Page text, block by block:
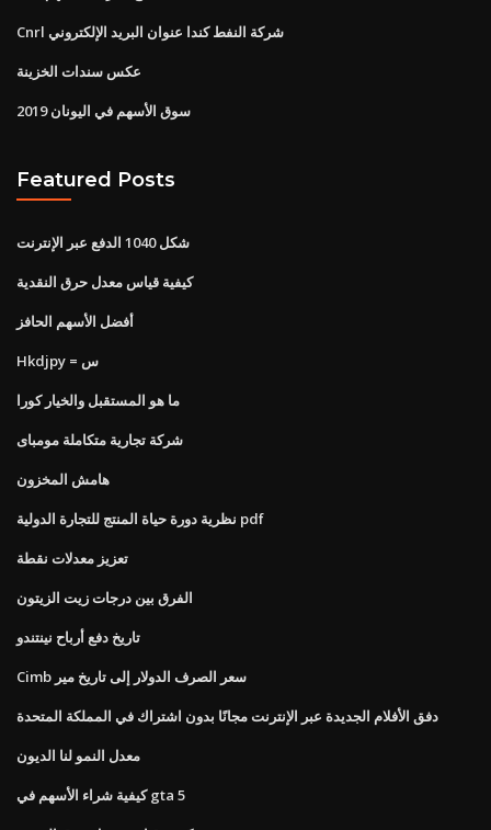
Cnrl شركة النفط كندا عنوان البريد الإلكتروني
عكس سندات الخزينة
سوق الأسهم في اليونان 2019
Featured Posts
شكل 1040 الدفع عبر الإنترنت
كيفية قياس معدل حرق النقدية
أفضل الأسهم الحافز
Hkdjpy = س
ما هو المستقبل والخيار كورا
شركة تجارية متكاملة مومباى
هامش المخزون
نظرية دورة حياة المنتج للتجارة الدولية pdf
تعزيز معدلات نقطة
الفرق بين درجات زيت الزيتون
تاريخ دفع أرباح نينتندو
Cimb سعر الصرف الدولار إلى تاريخ مير
دفق الأفلام الجديدة عبر الإنترنت مجانًا بدون اشتراك في المملكة المتحدة
معدل النمو لنا الديون
كيفية شراء الأسهم في gta 5